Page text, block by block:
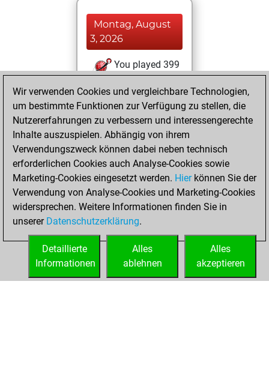
Montag, August
3, 2026
You played 399
You scored
+240 =10 -149 in
blitz
Donnerstag, März
9, 2023
You played 1
bullet games
Play
You scored +0
=0 -1 in bullet
Wir verwenden Cookies und vergleichbare Technologien,
um bestimmte Funktionen zur Verfügung zu stellen, die
Nutzererfahrungen zu verbessern und interessengerechte
Inhalte auszuspielen. Abhängig von ihrem
Verwendungszweck können dabei neben technisch
erforderlichen Cookies auch Analyse-Cookies sowie
Marketing-Cookies eingesetzt werden. Hierkönnen Sie der
Verwendung von Analyse-Cookies und Marketing-Cookies
widersprechen. Weitere Informationen finden Sie in
unserer Datenschutzerklärung.
Alles
akzeptieren
Alles
ablehnen
Detaillierte
Informationen